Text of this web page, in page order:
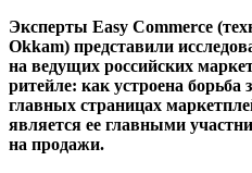
Эксперты Easy Commerce
Okkam) представили
на ведущих российских
ритейле: как устроена борьба
главных страницах
является ее главными
на продажи.